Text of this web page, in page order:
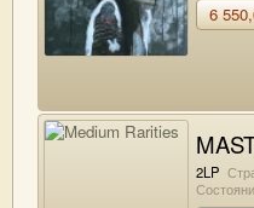
6
2LP